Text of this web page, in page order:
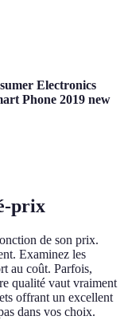
Electronics
Phone 2019 new
prix
de son prix.
Examinez les
au coût. Parfois,
qualité vaut vraiment
offrant un excellent
dans vos choix.